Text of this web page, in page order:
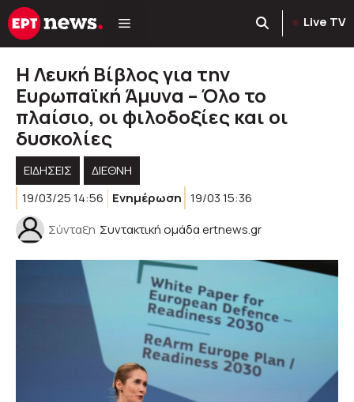
Μετάβαση
σε
Live TV
Η Λευκή Βίβλος για την
Ευρωπαϊκή Άμυνα – Όλο το
πλαίσιο, οι φιλοδοξίες και οι
δυσκολίες
ΕΙΔΗΣΕΙΣ
ΔΙΕΘΝΗ
19/03/25 14:56
Ενημέρωση 19/03 15:36
Σύνταξη Συντακτική ομάδα ertnews.gr